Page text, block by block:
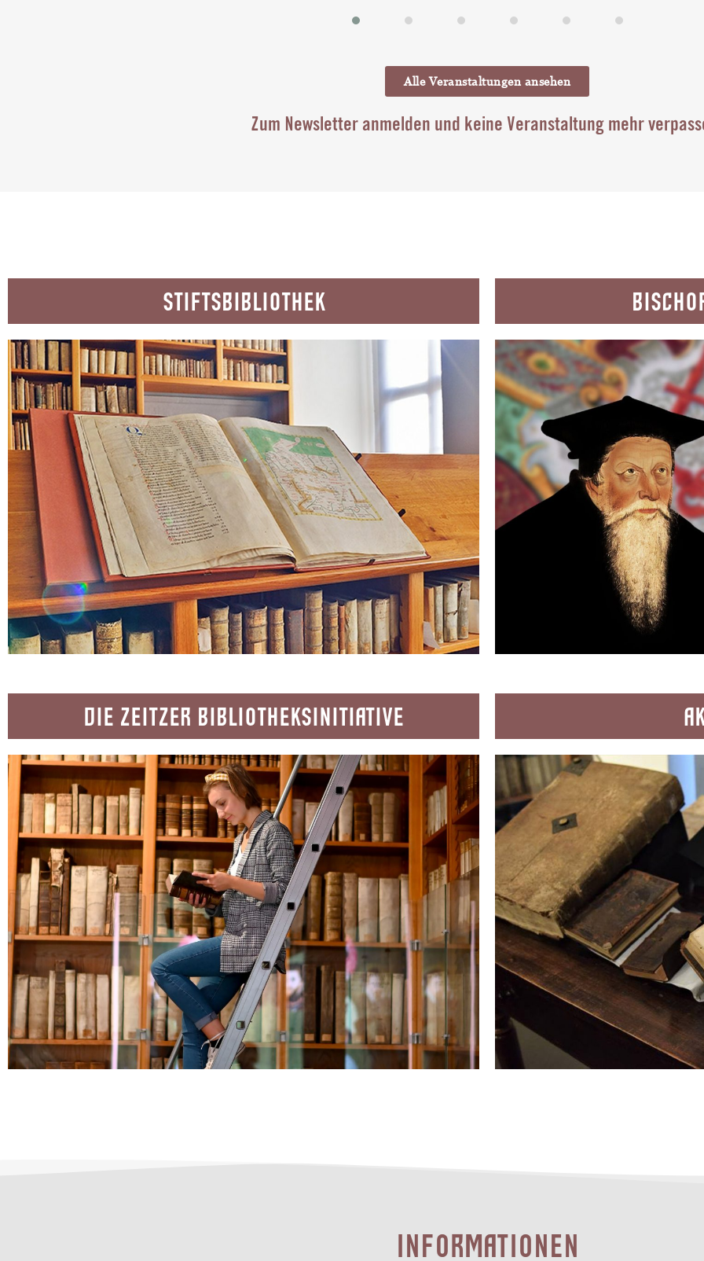
Alle Veranstaltungen ansehen
Zum Newsletter anmelden und keine Veranstaltung mehr
STIFTSBIBLIOTHEK
DIE ZEITZER BIBLIOTHEKSINITIATIVE
INFORMATIONEN